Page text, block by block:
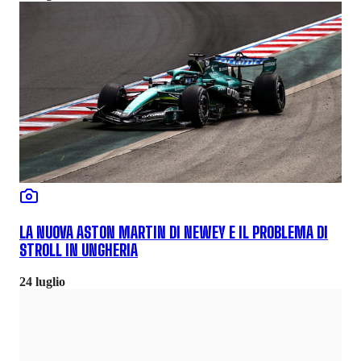
LA NUOVA ASTON MARTIN DI NEWEY E IL PROBLEMA DI
STROLL IN UNGHERIA
24 luglio